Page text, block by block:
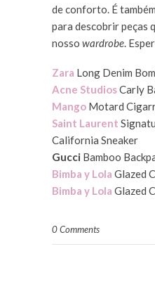
de conforto. É
para descobrir peças
nosso wardrobe.
Zara Long Denim
Acne StudiosCarly
Mango Motard
Saint Laurent
California Sneaker
Gucci Bamboo
Bimba y Lola Glazed
Bimba y Lola Glazed
0 Comments